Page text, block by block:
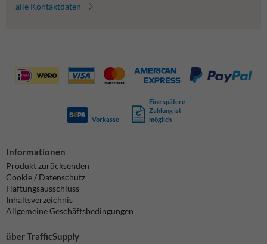
alle Kontaktdaten
Vorkasse
Eine spätere
Zahlung ist
möglich
Informationen
Produkt zurücksenden
Cookie / Datenschutz
Haftungsausschluss
Inhaltsverzeichnis
Allgemeine Geschäftsbedingungen
über TrafficSupply